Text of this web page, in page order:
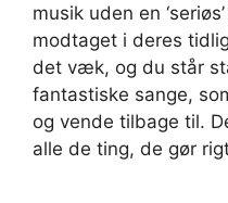
musik uden en
modtaget i deres
det væk, og du står
fantastiske sange,
og vende tilbage til.
alle de ting, de gør